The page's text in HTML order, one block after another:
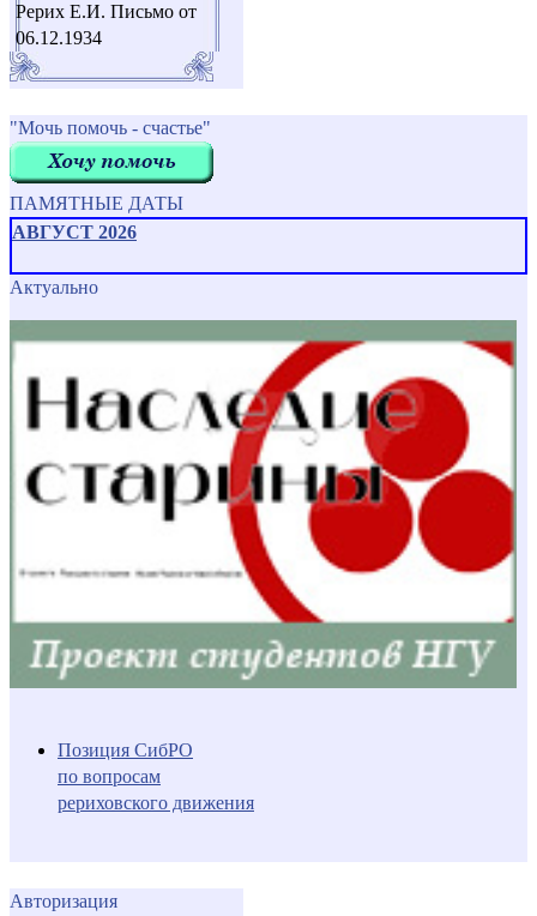
Рерих Е.И. Письмо от
06.12.1934
"Мочь помочь - счастье"
ПАМЯТНЫЕ ДАТЫ
АВГУСТ 2026
Актуально
Позиция СибРО
по вопросам
рериховского движения
Авторизация